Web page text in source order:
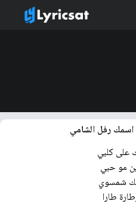
اسمك رفل الشامي
على كلبي
مو حبي
شمسوي
طارا